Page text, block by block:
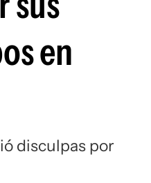
en
disculpas por